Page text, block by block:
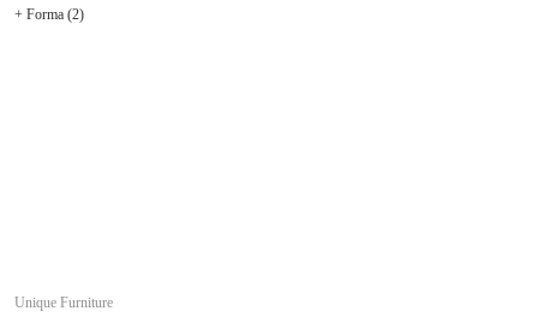
+ Forma (2)
Unique Furniture